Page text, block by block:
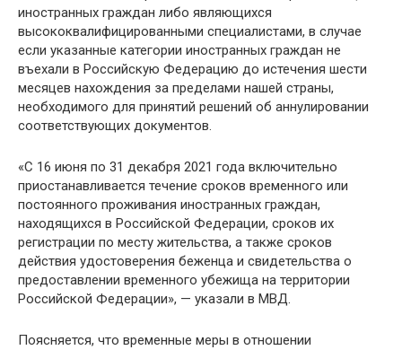
иностранных граждан либо являющихся
высококвалифицированными специалистами, в случае
если указанные категории иностранных граждан не
въехали в Российскую Федерацию до истечения шести
месяцев нахождения за пределами нашей страны,
необходимого для принятий решений об аннулировании
соответствующих документов.
«С 16 июня по 31 декабря 2021 года включительно
приостанавливается течение сроков временного или
постоянного проживания иностранных граждан,
находящихся в Российской Федерации, сроков их
регистрации по месту жительства, а также сроков
действия удостоверения беженца и свидетельства о
предоставлении временного убежища на территории
Российской Федерации», — указали в МВД.
Поясняется, что временные меры в отношении